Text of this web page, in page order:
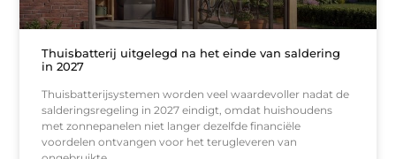
Thuisbatterij uitgelegd na het einde van saldering
in 2027
Thuisbatterijsystemen worden veel waardevoller nadat de
salderingsregeling in 2027 eindigt, omdat huishoudens
met zonnepanelen niet langer dezelfde financiële
voordelen ontvangen voor het terugleveren van